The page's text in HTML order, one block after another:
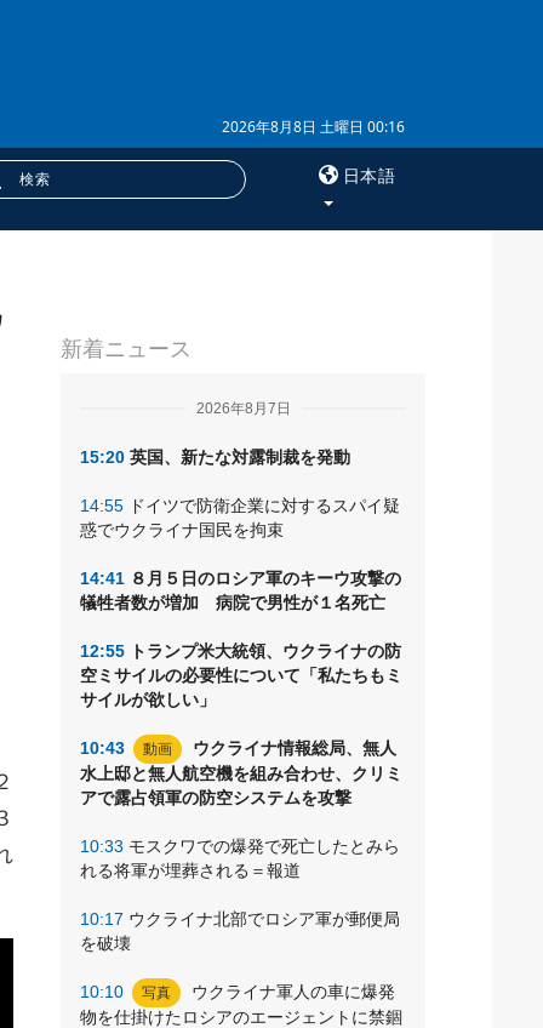
2026年8月8日 土曜日 00:16
日本語
購読
新着ニュース
2026年8月7日
15:20 英国、新たな対露制裁を発動
14:55 ドイツで防衛企業に対するスパイ疑
惑でウクライナ国民を拘束
14:41 ８月５日のロシア軍のキーウ攻撃の
犠牲者数が増加 病院で男性が１名死亡
12:55 トランプ米大統領、ウクライナの防
空ミサイルの必要性について「私たちもミ
サイルが欲しい」
10:43 動画
ウクライナ情報総局、無人
水上邸と無人航空機を組み合わせ、クリミ
アで露占領軍の防空システムを攻撃
10:33 モスクワでの爆発で死亡したとみら
れる将軍が埋葬される＝報道
10:17 ウクライナ北部でロシア軍が郵便局
を破壊
10:10 写真
ウクライナ軍人の車に爆発
物を仕掛けたロシアのエージェントに禁錮